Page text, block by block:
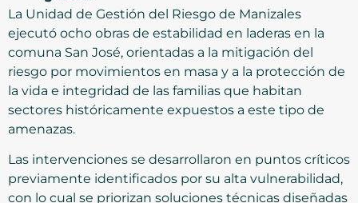
La Unidad de Gestión del Riesgo de Manizales
ejecutó ocho obras de estabilidad en laderas en la
comuna San José, orientadas a la mitigación del
riesgo por movimientos en masa y a la protección de
la vida e integridad de las familias que habitan
sectores históricamente expuestos a este tipo de
amenazas.
Las intervenciones se desarrollaron en puntos críticos
previamente identificados por su alta vulnerabilidad,
con lo cual se priorizan soluciones técnicas diseñadas